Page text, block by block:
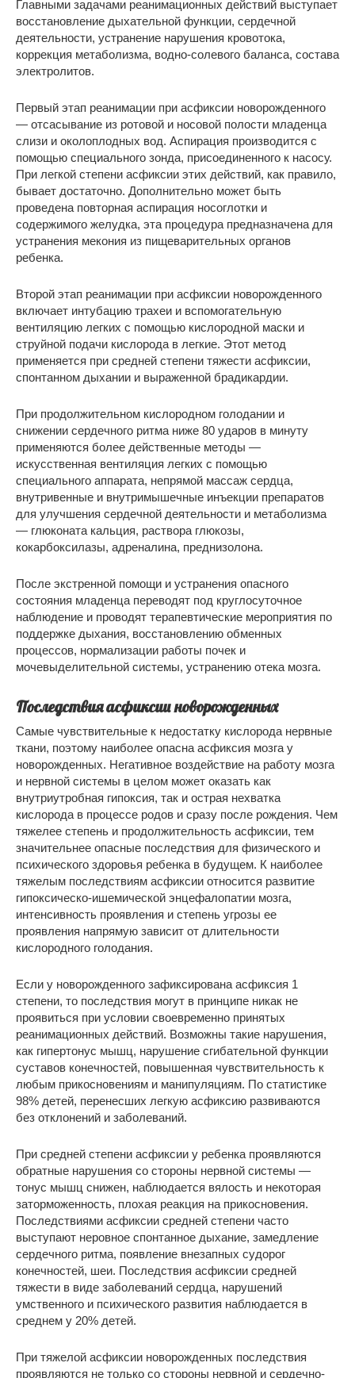
Главными задачами реанимационных действий выступает
восстановление дыхательной функции, сердечной
деятельности, устранение нарушения кровотока,
коррекция метаболизма, водно-солевого баланса, состава
электролитов.
Первый этап реанимации при асфиксии новорожденного
— отсасывание из ротовой и носовой полости младенца
слизи и околоплодных вод. Аспирация производится с
помощью специального зонда, присоединенного к насосу.
При легкой степени асфиксии этих действий, как правило,
бывает достаточно. Дополнительно может быть
проведена повторная аспирация носоглотки и
содержимого желудка, эта процедура предназначена для
устранения мекония из пищеварительных органов
ребенка.
Второй этап реанимации при асфиксии новорожденного
включает интубацию трахеи и вспомогательную
вентиляцию легких с помощью кислородной маски и
струйной подачи кислорода в легкие. Этот метод
применяется при средней степени тяжести асфиксии,
спонтанном дыхании и выраженной брадикардии.
При продолжительном кислородном голодании и
снижении сердечного ритма ниже 80 ударов в минуту
применяются более действенные методы —
искусственная вентиляция легких с помощью
специального аппарата, непрямой массаж сердца,
внутривенные и внутримышечные инъекции препаратов
для улучшения сердечной деятельности и метаболизма
— глюконата кальция, раствора глюкозы,
кокарбоксилазы, адреналина, преднизолона.
После экстренной помощи и устранения опасного
состояния младенца переводят под круглосуточное
наблюдение и проводят терапевтические мероприятия по
поддержке дыхания, восстановлению обменных
процессов, нормализации работы почек и
мочевыделительной системы, устранению отека мозга.
Последствия асфиксии новорожденных
Самые чувствительные к недостатку кислорода нервные
ткани, поэтому наиболее опасна асфиксия мозга у
новорожденных. Негативное воздействие на работу мозга
и нервной системы в целом может оказать как
внутриутробная гипоксия, так и острая нехватка
кислорода в процессе родов и сразу после рождения. Чем
тяжелее степень и продолжительность асфиксии, тем
значительнее опасные последствия для физического и
психического здоровья ребенка в будущем. К наиболее
тяжелым последствиям асфиксии относится развитие
гипоксическо-ишемической энцефалопатии мозга,
интенсивность проявления и степень угрозы ее
проявления напрямую зависит от длительности
кислородного голодания.
Если у новорожденного зафиксирована асфиксия 1
степени, то последствия могут в принципе никак не
проявиться при условии своевременно принятых
реанимационных действий. Возможны такие нарушения,
как гипертонус мышц, нарушение сгибательной функции
суставов конечностей, повышенная чувствительность к
любым прикосновениям и манипуляциям. По статистике
98% детей, перенесших легкую асфиксию развиваются
без отклонений и заболеваний.
При средней степени асфиксии у ребенка проявляются
обратные нарушения со стороны нервной системы —
тонус мышц снижен, наблюдается вялость и некоторая
заторможенность, плохая реакция на прикосновения.
Последствиями асфиксии средней степени часто
выступают неровное спонтанное дыхание, замедление
сердечного ритма, появление внезапных судорог
конечностей, шеи. Последствия асфиксии средней
тяжести в виде заболеваний сердца, нарушений
умственного и психического развития наблюдается в
среднем у 20% детей.
При тяжелой асфиксии новорожденных последствия
проявляются не только со стороны нервной и сердечно-